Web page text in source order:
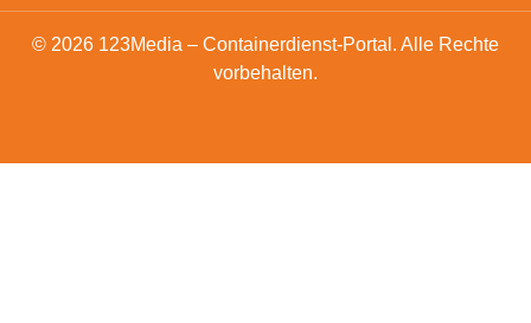
© 2026 123Media – Containerdienst-Portal. Alle Rechte
vorbehalten.